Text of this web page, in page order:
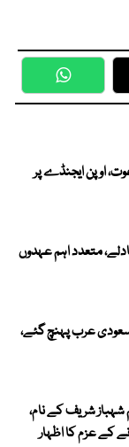
WhatsApp
اوپن ایجنڈے پر
متعدد اہم عہدوں
عرب پہنچ گئے،
شریف کے نام،
کے عزم کا اظہار